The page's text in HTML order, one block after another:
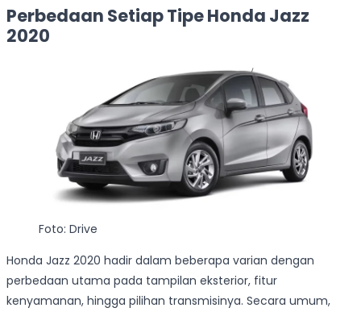
Perbedaan Setiap Tipe Honda Jazz
2020
Foto: Drive
Honda Jazz 2020 hadir dalam beberapa varian dengan
perbedaan utama pada tampilan eksterior, fitur
kenyamanan, hingga pilihan transmisinya. Secara umum,